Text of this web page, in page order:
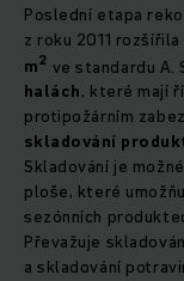
Poslední etapa
z roku 2011
m2 ve standardu A.
halách, které mají
protipožárním
skladování
Skladování je
ploše, které
sezónních
Převažuje
a skladování